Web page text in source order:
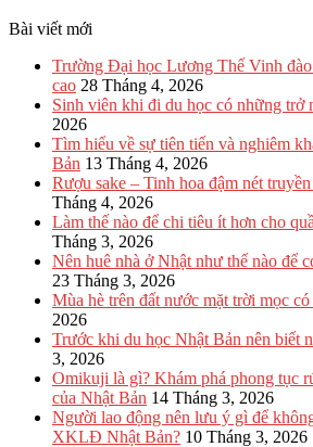
Bài viết mới
Trường Đại học Lương Thế Vinh
cao 28 Tháng 4, 2026
Sinh viên khi đi du học có những trở
2026
Tìm hiểu về sự tiên tiến và nghiêm
Bản 13 Tháng 4, 2026
Rượu sake – Tinh hoa đậm nét
Tháng 4, 2026
Làm thế nào để chi tiêu ít hơn cho
Tháng 3, 2026
Nên huê nhà ở Nhật như thế nào để
23 Tháng 3, 2026
Mùa hè trên đất nước mặt trời mọc
2026
Trước khi du học Nhật Bản nên biết
3, 2026
Omikuji là gì? Khám phá phong tục
của Nhật Bản 14 Tháng 3, 2026
Người lao động nên lưu ý gì để
XKLĐ Nhật Bản? 10 Tháng 3, 2026